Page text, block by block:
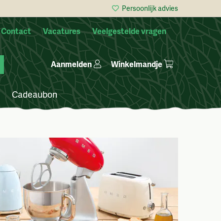
Persoonlijk advies
Contact Vacatures Veelgestelde vragen
Aanmelden Winkelmandje
Cadeaubon